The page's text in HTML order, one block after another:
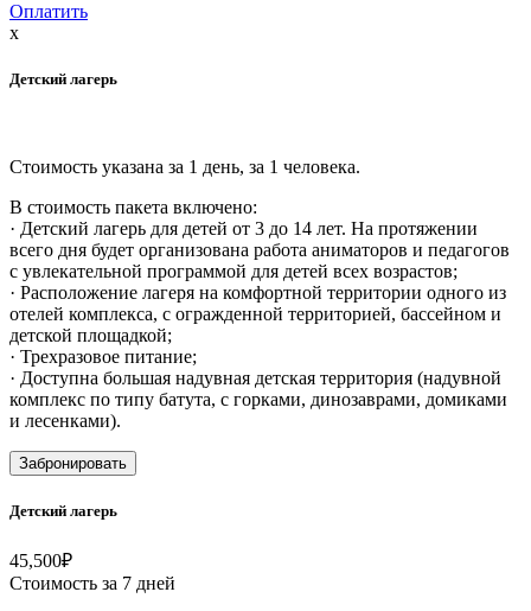
Оплатить
x
Детский лагерь
Стоимость указана за 1 день, за 1 человека.
В стоимость пакета включено:
· Детский лагерь для детей от 3 до 14 лет. На протяжении
всего дня будет организована работа аниматоров и педагогов
с увлекательной программой для детей всех возрастов;
· Расположение лагеря на комфортной территории одного из
отелей комплекса, с огражденной территорией, бассейном и
детской площадкой;
· Трехразовое питание;
· Доступна большая надувная детская территория (надувной
комплекс по типу батута, с горками, динозаврами, домиками
и лесенками).
Забронировать
Детский лагерь
45,500₽
Стоимость за 7 дней